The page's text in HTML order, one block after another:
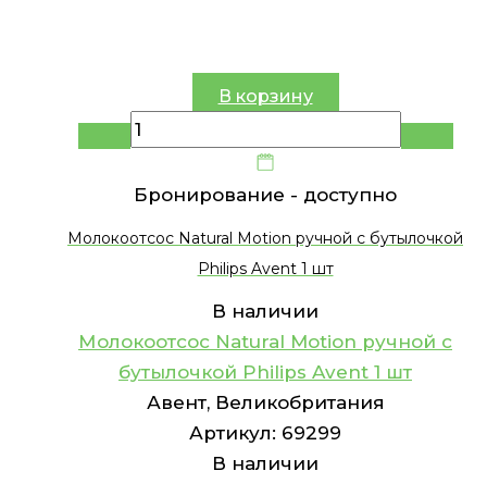
В корзину
Бронирование - доступно
Молокоотсос Natural Motion ручной с бутылочкой
Philips Avent 1 шт
В наличии
Молокоотсос Natural Motion ручной с
бутылочкой Philips Avent 1 шт
Авент, Великобритания
Артикул: 69299
В наличии